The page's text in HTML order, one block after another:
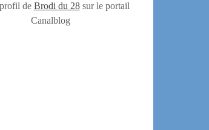
de Brodi du 28sur le portail
Canalblog